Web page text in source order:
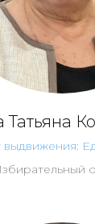
Татьяна
выдвижения: